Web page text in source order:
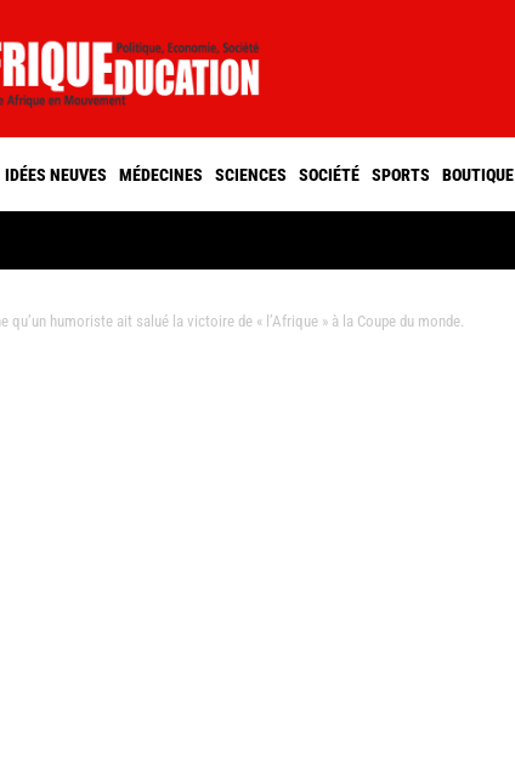
IDÉES NEUVES MÉDECINES SCIENCES SOCIÉTÉ SPORTS BOUTIQUE
qu’un humoriste ait salué la victoire de « l’Afrique » à la Coupe du monde.